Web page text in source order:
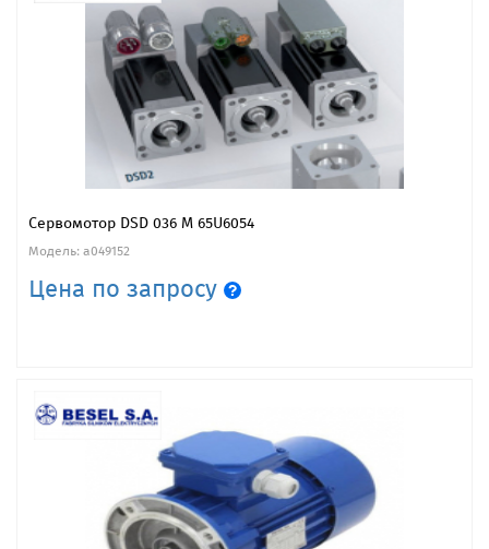
Сервомотор DSD 036 M 65U6054
Модель: a049152
Цена по запросу